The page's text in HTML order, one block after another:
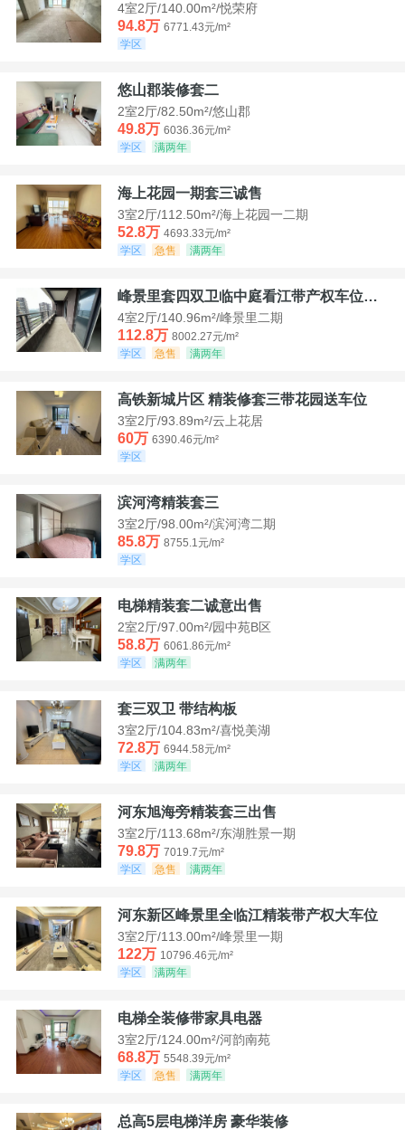
4室2厅/140.00m²/悦荣府
94.8万 6771.43元/m²
学区
悠山郡装修套二
2室2厅/82.50m²/悠山郡
49.8万 6036.36元/m²
学区
满两年
海上花园一期套三诚售
3室2厅/112.50m²/海上花园一二期
52.8万 4693.33元/m²
学区
急售 满两年
峰景里套四双卫临中庭看江带产权车位诚售
4室2厅/140.96m²/峰景里二期
112.8万 8002.27元/m²
学区
急售 满两年
高铁新城片区 精装修套三带花园送车位
3室2厅/93.89m²/云上花居
60万 6390.46元/m²
学区
滨河湾精装套三
3室2厅/98.00m²/滨河湾二期
85.8万 8755.1元/m²
学区
电梯精装套二诚意出售
2室2厅/97.00m²/园中苑B区
58.8万 6061.86元/m²
学区
满两年
套三双卫 带结构板
3室2厅/104.83m²/喜悦美湖
72.8万 6944.58元/m²
学区
满两年
河东旭海旁精装套三出售
3室2厅/113.68m²/东湖胜景一期
79.8万 7019.7元/m²
学区
急售 满两年
河东新区峰景里全临江精装带产权大车位
3室2厅/113.00m²/峰景里一期
122万 10796.46元/m²
学区
满两年
电梯全装修带家具电器
3室2厅/124.00m²/河韵南苑
68.8万 5548.39元/m²
学区
急售 满两年
总高5层电梯洋房 豪华装修